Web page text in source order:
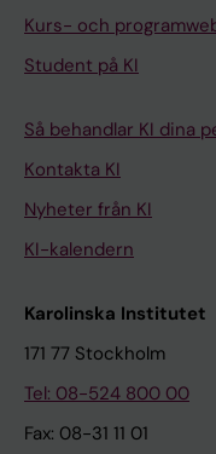
Kurs- och
Student på KI
Så behandlar KI dina
Kontakta KI
Nyheter från KI
KI-kalendern
Karolinska Institutet
171 77 Stockholm
Tel: 08-524 800 00
Fax: 08-31 11 01